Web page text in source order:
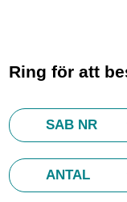
Batteri: 3200
Laddningstid:
Ring för att